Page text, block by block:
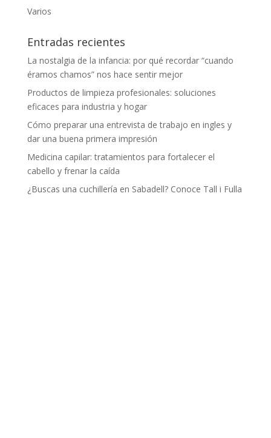
Varios
Entradas recientes
La nostalgia de la infancia: por qué recordar “cuando
éramos chamos” nos hace sentir mejor
Productos de limpieza profesionales: soluciones
eficaces para industria y hogar
Cómo preparar una entrevista de trabajo en ingles y
dar una buena primera impresión
Medicina capilar: tratamientos para fortalecer el
cabello y frenar la caída
¿Buscas una cuchillería en Sabadell? Conoce Tall i Fulla